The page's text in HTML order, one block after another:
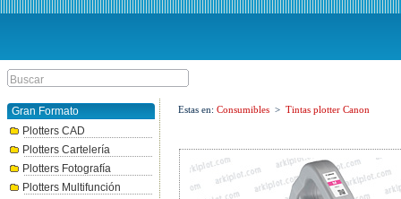
Gran Formato
Plotters CAD
Plotters Cartelería
Plotters Fotografía
Plotters Multifunción
Estas en: Consumibles > Tintas plotter Canon